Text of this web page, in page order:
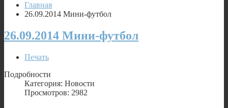
Главная
26.09.2014 Мини-футбол
26.09.2014 Мини-футбол
Печать
Подробности
Категория: Новости
Просмотров: 2982